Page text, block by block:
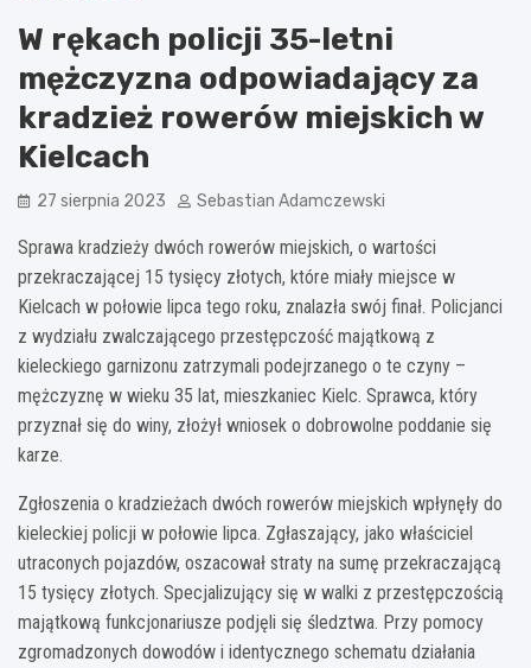
W rękach policji 35-letni
mężczyzna odpowiadający za
kradzież rowerów miejskich w
Kielcach
27 sierpnia 2023 Sebastian Adamczewski
Sprawa kradzieży dwóch rowerów miejskich, o wartości
przekraczającej 15 tysięcy złotych, które miały miejsce w
Kielcach w połowie lipca tego roku, znalazła swój finał. Policjanci
z wydziału zwalczającego przestępczość majątkową z
kieleckiego garnizonu zatrzymali podejrzanego o te czyny –
mężczyznę w wieku 35 lat, mieszkaniec Kielc. Sprawca, który
przyznał się do winy, złożył wniosek o dobrowolne poddanie się
karze.
Zgłoszenia o kradzieżach dwóch rowerów miejskich wpłynęły do
kieleckiej policji w połowie lipca. Zgłaszający, jako właściciel
utraconych pojazdów, oszacował straty na sumę przekraczającą
15 tysięcy złotych. Specjalizujący się w walki z przestępczością
majątkową funkcjonariusze podjęli się śledztwa. Przy pomocy
zgromadzonych dowodów i identycznego schematu działania